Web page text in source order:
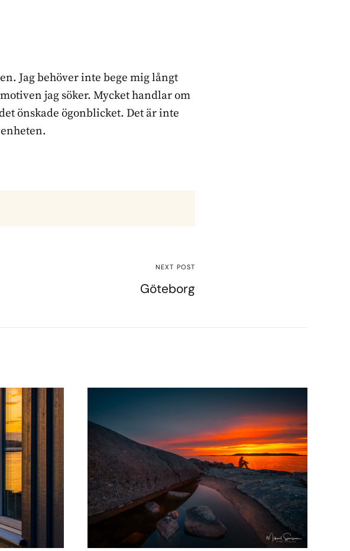
Jag behöver inte bege mig långt
jag söker. Mycket handlar om
önskade ögonblicket. Det är inte
NEXT POST
Göteborg